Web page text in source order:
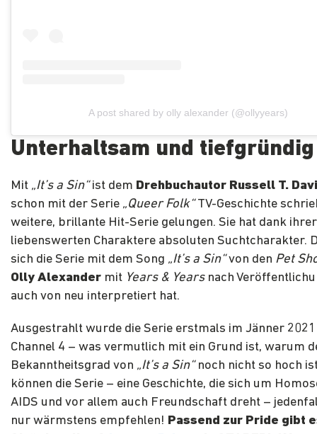
A post shared by olly alexander (@ollyyears)
Unterhaltsam und tiefgründig
Mit „It’s a Sin“ist dem Drehbuchautor Russell T.
schon mit der Serie „Queer Folk“TV-Geschichte
weitere, brillante Hit-Serie gelungen. Sie hat dank ihrer
liebenswerten Charaktere absoluten Suchtcharakter.
sich die Serie mit dem Song „It’s a Sin“von den Pet
Olly Alexander mit Years & Yearsnach
auch von neu interpretiert hat.
Ausgestrahlt wurde die Serie erstmals im Jänner
Channel 4 – was vermutlich mit ein Grund ist, warum
Bekanntheitsgrad von „It’s a Sin“noch nicht so hoch
können die Serie – eine Geschichte, die sich um
AIDS und vor allem auch Freundschaft dreht –
nur wärmstens empfehlen! Passend zur Pride gibt